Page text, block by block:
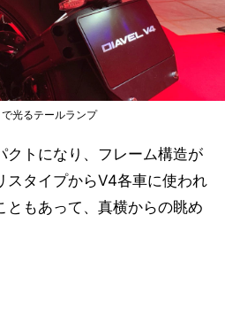
光るテールランプ
クトになり、フレーム構造が
スタイプからV4各車に使われ
ともあって、真横からの眺め